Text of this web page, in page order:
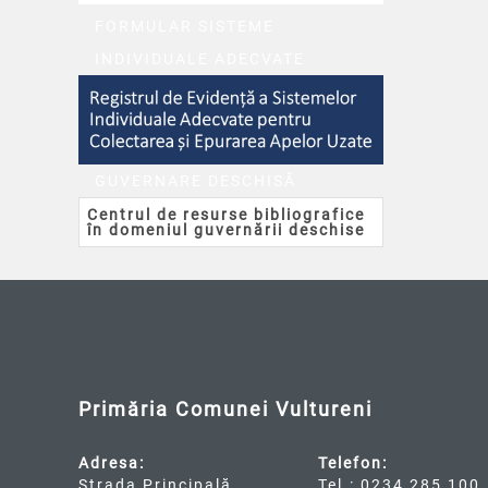
Centrul de resurse bibliografice
în domeniul guvernării deschise
Primăria Comunei Vultureni
Adresa:
Telefon: